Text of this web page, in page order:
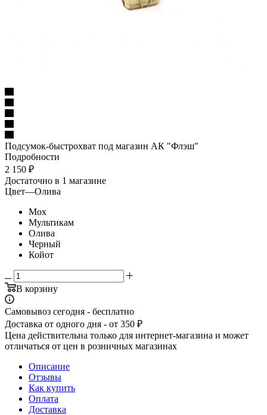
Подсумок-быстрохват под магазин АК "Флэш"
Подробности
2 150 ₽
Достаточно в 1 магазине
Цвет—Олива
Мох
Мультикам
Олива
Черный
Койот
В корзину
Самовывоз сегодня - бесплатно
Доставка от одного дня - от 350 ₽
Цена действительна только для интернет-магазина и может
отличаться от цен в розничных магазинах
Описание
Отзывы
Как купить
Оплата
Доставка